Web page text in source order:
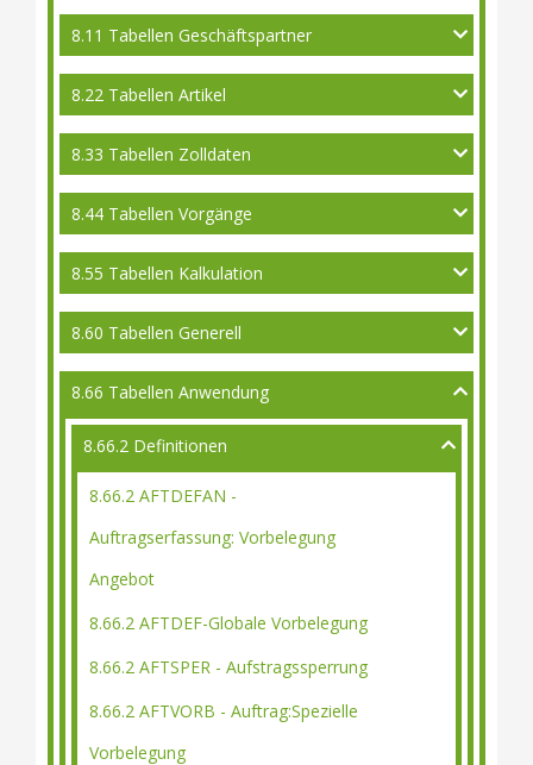
8.11 Tabellen Geschäftspartner
8.22 Tabellen Artikel
8.33 Tabellen Zolldaten
8.44 Tabellen Vorgänge
8.55 Tabellen Kalkulation
8.60 Tabellen Generell
8.66 Tabellen Anwendung
8.66.2 Definitionen
8.66.2 AFTDEFAN -
Auftragserfassung: Vorbelegung
Angebot
8.66.2 AFTDEF-Globale Vorbelegung
8.66.2 AFTSPER - Aufstragssperrung
8.66.2 AFTVORB - Auftrag:Spezielle
Vorbelegung